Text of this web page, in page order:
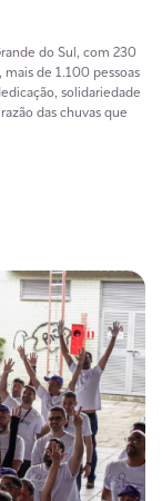
do Sul, com 230
de 1.100 pessoas
solidariedade
das chuvas que